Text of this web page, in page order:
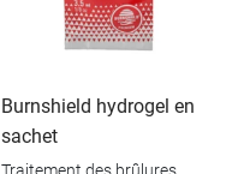
Burnshield hydrogel en
sachet